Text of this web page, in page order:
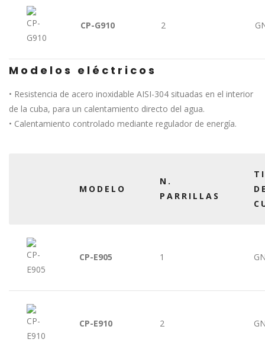
CP-G910 2
Modelos eléctricos
• Resistencia de acero inoxidable AISI-304 situadas en el interior
de la cuba, para un calentamiento directo del agua.
• Calentamiento controlado mediante regulador de energía.
MODELO
N.
PARRILLAS
CP-E905 1
CP-E910 2